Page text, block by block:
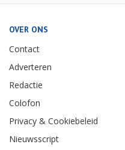
OVER ONS
Contact
Adverteren
Redactie
Colofon
Privacy & Cookiebeleid
Nieuwsscript